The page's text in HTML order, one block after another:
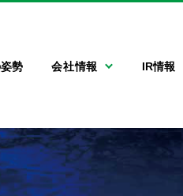
車機 マルチ連続洗車機
勢 会社情報
ィー
沿革
IR情報